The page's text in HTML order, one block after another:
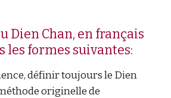
Dien Chan, en français
les formes suivantes:
définir toujours le Dien
originelle de